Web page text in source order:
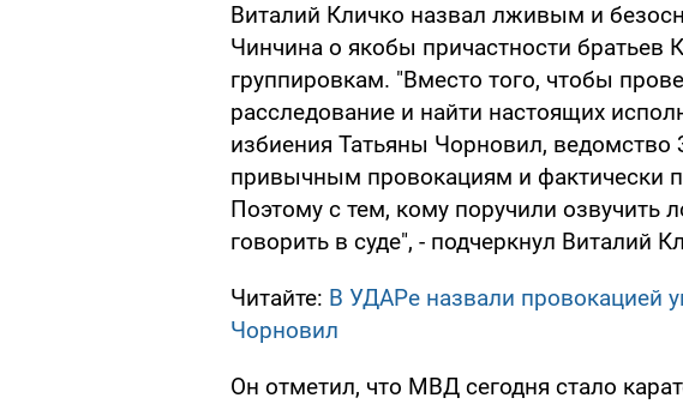
Виталий Кличко назвал лживым и
Чинчина о якобы причастности братьев
группировкам. "Вместо того, чтобы
расследование и найти настоящих
избиения Татьяны Чорновил, ведомство
привычным провокациям и фактически
Поэтому с тем, кому поручили озвучить
говорить в суде", - подчеркнул Виталий
Читайте: В УДАРе назвали провокацией
Чорновил
Он отметил, что МВД сегодня стало